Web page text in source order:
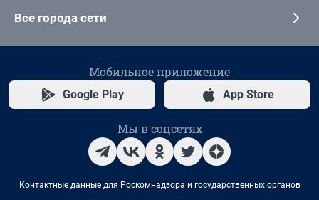
Все города сети
Мобильное приложение
Google Play App Store
Мы в соцсетях
Контактные данные для Роскомнадзора и государственных органов